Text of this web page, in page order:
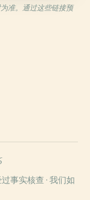
准。通过这些链接预
事实核查 · 我们如